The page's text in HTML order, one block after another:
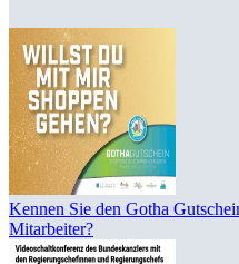
Kennen Sie den Gotha
Mitarbeiter?